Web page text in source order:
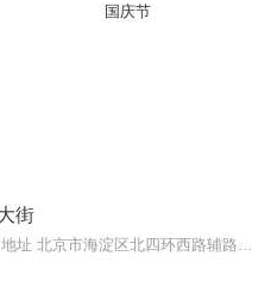
国庆节
街